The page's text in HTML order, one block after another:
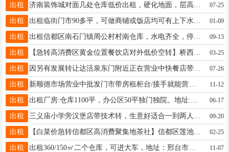
出租 07-25
出租 01-09
出租 出租信都区南石门镇周公村村南仓库，水电齐全，停车方便，联系电话17692986192 09-13
出租 03-25
出租 因另有发展转让达活泉东门附近正在营业中快餐店带技术，楼上楼下180平，可实地考察有意者联系电话13932969125 07-26
出租 新顺德市场营业中批发门市带房租柜台/接手就能营业 租金底/小商品市场客流大15175931316小食品日用百货内衣袜子 11-12
出租 06-17
出租 09-20
出租 【白菜价急转信都区高消费聚集地茶社】信都区莲池大街温馨家园3区临街上下两层200平，13363765213 02-25
出租 出租360/150㎡二个仓库，可进大车，地址：邢台市襄都区车站南街申庄西口（老化轻仓库）张经理13091298617 11-07